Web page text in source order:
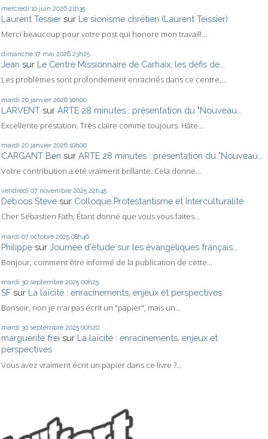
mercredi 10 juin 2026 21h35
Laurent Tessier sur Le sionisme chrétien (Laurent Teissier)
Merci beaucoup pour votre post qui honore mon travail!...
dimanche 17 mai 2026 23h25
Jean sur Le Centre Missionnaire de Carhaix, les défis de...
Les problèmes sont profondément enracinés dans ce centre,...
mardi 20 janvier 2026 10h00
LARVENT sur ARTE 28 minutes : présentation du "Nouveau...
Excellente prestation. Très claire comme toujours. Hâte...
mardi 20 janvier 2026 10h00
CARGANT Ben sur ARTE 28 minutes : présentation du "Nouveau...
Votre contribution a été vraiment brillante. Cela donne...
vendredi 07 novembre 2025 22h45
Deboos Steve sur Colloque Protestantisme et Interculturalité
Cher Sébastien Fath, Étant donné que vous vous faites...
mardi 07 octobre 2025 08h46
Philippe sur Journée d'étude sur les évangéliques français...
Bonjour, comment être informé de la publication de cette...
mardi 30 septembre 2025 00h25
SF sur La laïcité : enracinements, enjeux et perspectives
Bonsoir, non je n'ai pas écrit un "papier", mais un...
mardi 30 septembre 2025 00h20
marguerite frei sur La laïcité : enracinements, enjeux et
perspectives
Vous avez vraiment écrit un papier dans ce livre ?...